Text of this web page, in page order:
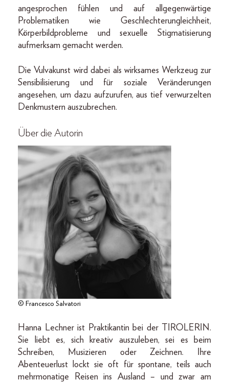
angesprochen fühlen und auf allgegenwärtige
Problematiken wie Geschlechterungleichheit,
Körperbildprobleme und sexuelle Stigmatisierung
aufmerksam gemacht werden.
Die Vulvakunst wird dabei als wirksames Werkzeug zur
Sensibilisierung und für soziale Veränderungen
angesehen, um dazu aufzurufen, aus tief verwurzelten
Denkmustern auszubrechen.
Über die Autorin
© Francesco Salvatori
Hanna Lechner ist Praktikantin bei der TIROLERIN.
Sie liebt es, sich kreativ auszuleben, sei es beim
Schreiben, Musizieren oder Zeichnen. Ihre
Abenteuerlust lockt sie oft für spontane, teils auch
mehrmonatige Reisen ins Ausland – und zwar am